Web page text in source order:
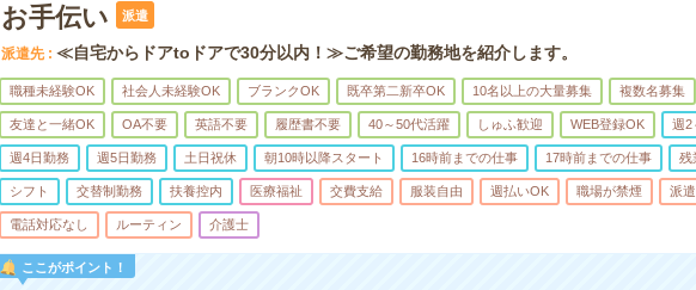
お手伝い
派遣
派遣先 ≪自宅からドアtoドアで30分以内！≫ご希望の勤務地を紹介します。
職種未経験OK 社会人未経験OK ブランクOK 既卒第二新卒OK 10名以上の大量募集 複数名募集
友達と一緒OK OA不要 英語不要 履歴書不要 40～50代活躍 しゅふ歓迎 WEB登録OK 週2
週4日勤務 週5日勤務 土日祝休 朝10時以降スタート 16時前までの仕事 17時前までの仕事 残
シフト 交替制勤務 扶養控内 医療福祉 交費支給 服装自由 週払いOK 職場が禁煙 派
電話対応なし ルーティン 介護士
ここがポイント！